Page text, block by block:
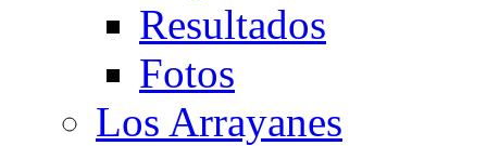
Resultados
Fotos
Los Arrayanes